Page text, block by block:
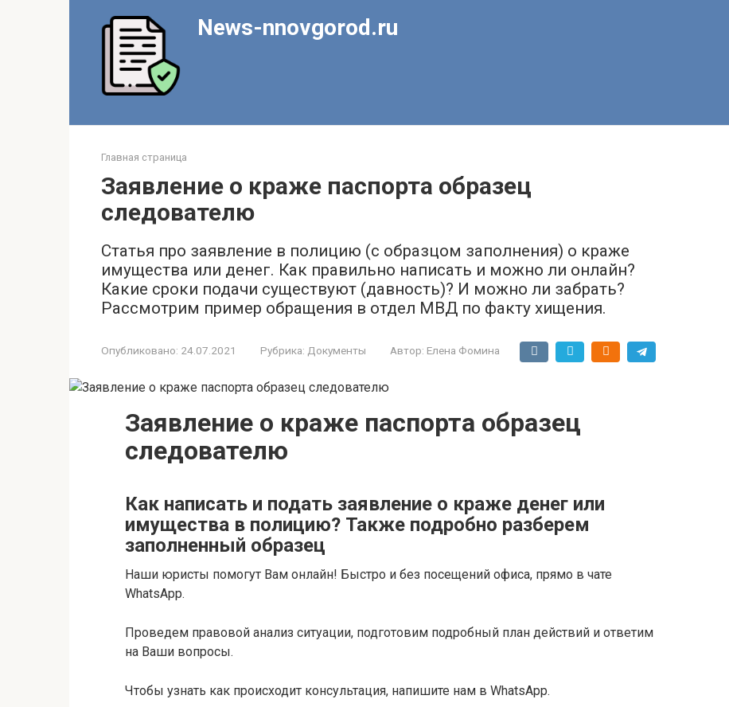
News-nnovgorod.ru
Главная страница
Заявление о краже паспорта образец
следователю
Статья про заявление в полицию (с образцом заполнения) о краже
имущества или денег. Как правильно написать и можно ли онлайн?
Какие сроки подачи существуют (давность)? И можно ли забрать?
Рассмотрим пример обращения в отдел МВД по факту хищения.
Опубликовано: 24.07.2021 Рубрика: Документы Автор: Елена Фомина
Заявление о краже паспорта образец
следователю
Как написать и подать заявление о краже денег или
имущества в полицию? Также подробно разберем
заполненный образец
Наши юристы помогут Вам онлайн! Быстро и без посещений офиса, прямо в чате
WhatsApp.
Проведем правовой анализ ситуации, подготовим подробный план действий и ответим
на Ваши вопросы.
Чтобы узнать как происходит консультация, напишите нам в WhatsApp.